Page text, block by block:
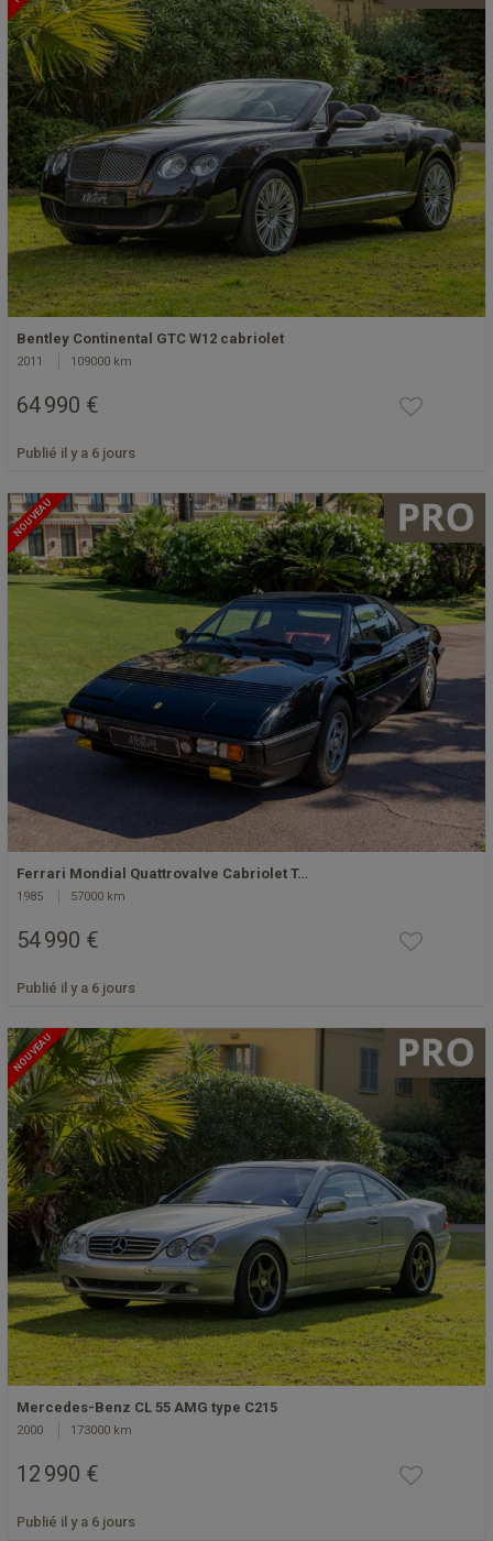
Bentley Continental GTC W12 cabriolet
2011 109000 km
64 990 €
Publié il y a 6 jours
NOUVEAU
Ferrari Mondial Quattrovalve Cabriolet T…
1985 57000 km
54 990 €
Publié il y a 6 jours
NOUVEAU
Mercedes-Benz CL 55 AMG type C215
2000 173000 km
12 990 €
Publié il y a 6 jours